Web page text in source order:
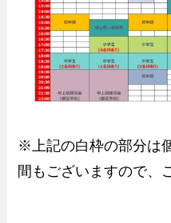
※上記の白枠の部分は
間もございますので、